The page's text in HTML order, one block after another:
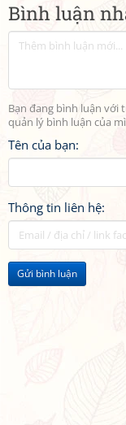
Bình luận
Bạn đang bình luận với
quản lý bình luận của
Tên của bạn:
Thông tin liên hệ:
Gửi bình luận